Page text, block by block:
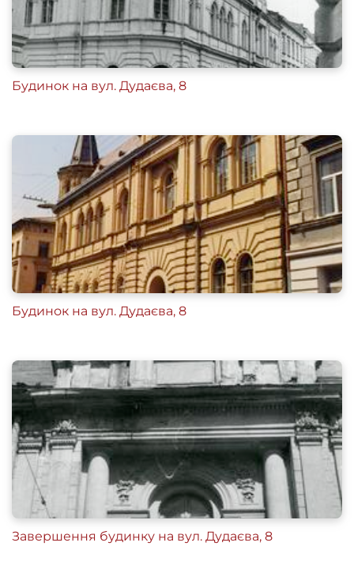
Будинок на вул. Дудаєва, 8
Будинок на вул. Дудаєва, 8
Завершення будинку на вул. Дудаєва, 8